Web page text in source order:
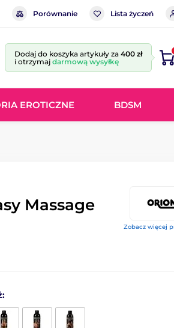
Porównanie Lista życzeń
Dodaj do koszyka artykuły za 400 zł
i otrzymaj darmową wysyłkę
EROTICZNE BDSM
Zobacz więcej
Massage